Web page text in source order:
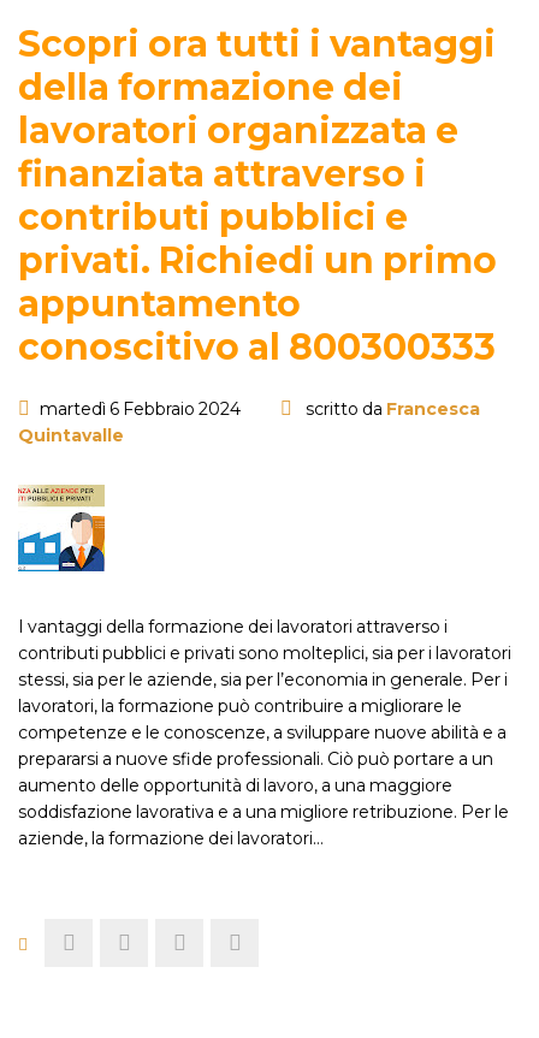
Scopri ora tutti i vantaggi
della formazione dei
lavoratori organizzata e
finanziata attraverso i
contributi pubblici e
privati. Richiedi un primo
appuntamento
conoscitivo al 800300333
martedì 6 Febbraio 2024 scritto da Francesca
Quintavalle
I vantaggi della formazione dei lavoratori attraverso i
contributi pubblici e privati sono molteplici, sia per i lavoratori
stessi, sia per le aziende, sia per l’economia in generale. Per i
lavoratori, la formazione può contribuire a migliorare le
competenze e le conoscenze, a sviluppare nuove abilità e a
prepararsi a nuove sfide professionali. Ciò può portare a un
aumento delle opportunità di lavoro, a una maggiore
soddisfazione lavorativa e a una migliore retribuzione. Per le
aziende, la formazione dei lavoratori…